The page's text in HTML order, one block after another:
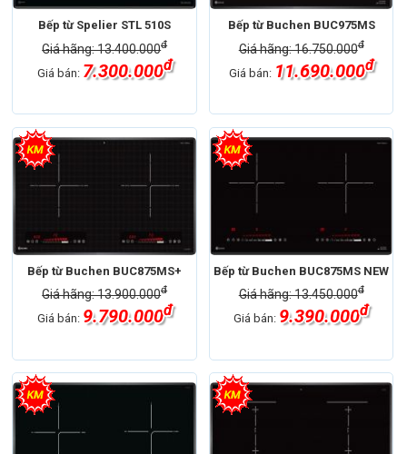
Bếp từ Spelier STL 510S
Giá hãng: 13.400.000đ
Giá bán: 7.300.000đ
Bếp từ Buchen BUC975MS
Giá hãng: 16.750.000đ
Giá bán: 11.690.000đ
Bếp từ Buchen BUC875MS+
Giá hãng: 13.900.000đ
Giá bán: 9.790.000đ
Bếp từ Buchen BUC875MS NEW
Giá hãng: 13.450.000đ
Giá bán: 9.390.000đ